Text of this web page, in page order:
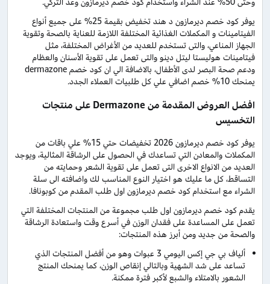
يوفر كود خصم ديرمازون د هند تخفيض بقيمة 25% على جميع أنواع
الفيتامينات و المكملات الغذائية المختلفة اللازمة للعناية بالصحة وتقوية
الجهاز المناعي، والتى تستخدم للعديد من الأغراض المختلفة، مثل
فيتامينات هوليستا ليتل دينو والتى تعمل على تقوية الأسنان والعظام
ودعم صحة البصر لدى الأطفال، بالاضافة الي ان كود خصم dermazone
يمنحك 10% خصم اضافي علي كل طلبيات العملاء الجدد.
افضل العروض المقدمة من Dermazone على منتجات
التخسيس
يوفر كود خصم ديرمازون 2026 تخفيضات حتي 15% علي باقات من
المكملات والمعادن التي تساعدك في الحصول على الرشاقة المثالية، ويوجد
العديد من الانواع الاخرى التى تعمل على تقوية الشعر وحمايته من
التساقط، كل ما عليك هو اختيار النوع المناسب لك واضافته الى سلة
الشراء مع استخدام كود خصم ديرمازون اول طلب المقدم من كوبونافا.
يقدم كود خصم ديرمازون اول طلب مجموعة من المنتجات المختلفة التي
تعمل على المساعدة على فقدان الوزن في أسرع وقت واستعادة الرشاقة
والصحة من جديد ومن أبرز هذه المنتجات:
ألياف بي جي إكس اليومي 3 عبوات وهو من أفضل المنتجات الذي
تساعد على شد الشهية وبالتالي إنقاص الوزن، كما يمنحك المنتج
الشعور بالامتلاء والشبع لأكبر فترة ممكنة.